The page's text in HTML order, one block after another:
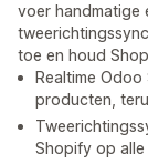
voer handmatige
toe en houd
Realtime
producten,
Shopify op